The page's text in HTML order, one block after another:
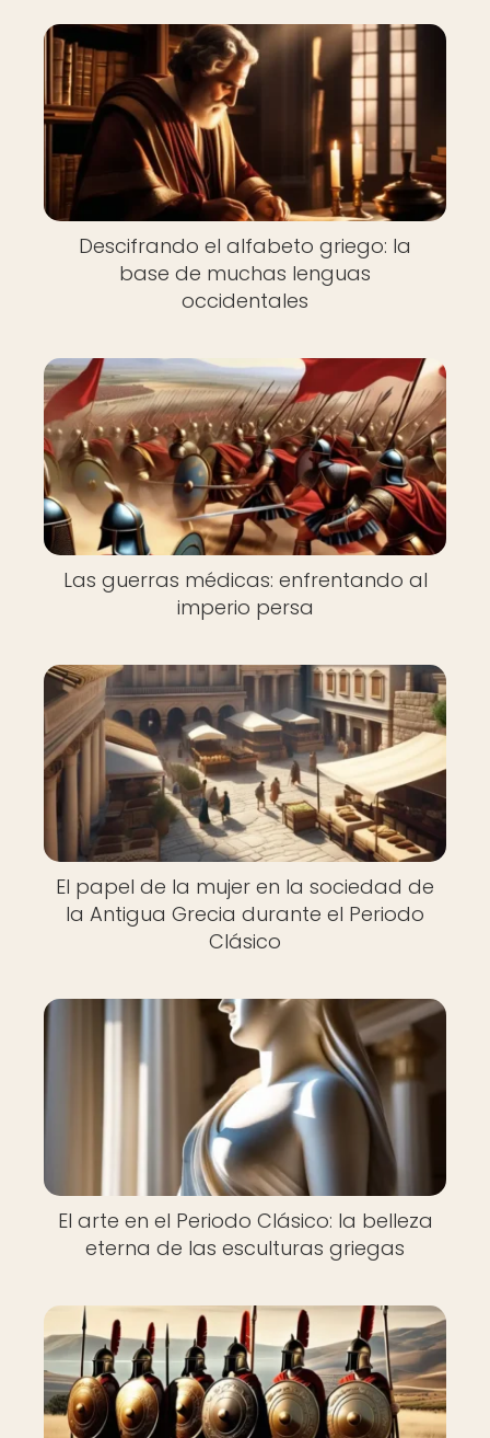
Descifrando el alfabeto griego: la
base de muchas lenguas
occidentales
Las guerras médicas: enfrentando al
imperio persa
El papel de la mujer en la sociedad de
la Antigua Grecia durante el Periodo
Clásico
El arte en el Periodo Clásico: la belleza
eterna de las esculturas griegas